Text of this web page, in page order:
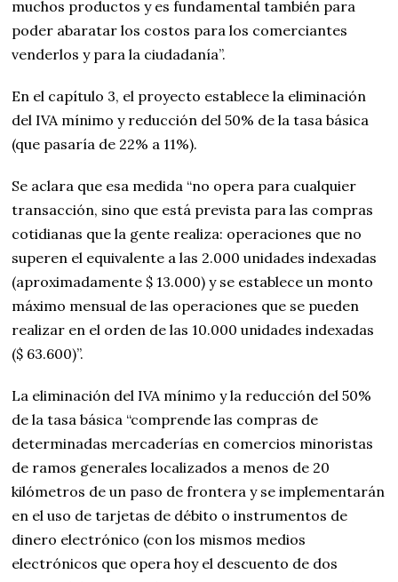
muchos productos y es fundamental también para
poder abaratar los costos para los comerciantes
venderlos y para la ciudadanía”.
En el capítulo 3, el proyecto establece la eliminación
del IVA mínimo y reducción del 50% de la tasa básica
(que pasaría de 22% a 11%).
Se aclara que esa medida “no opera para cualquier
transacción, sino que está prevista para las compras
cotidianas que la gente realiza: operaciones que no
superen el equivalente a las 2.000 unidades indexadas
(aproximadamente $ 13.000) y se establece un monto
máximo mensual de las operaciones que se pueden
realizar en el orden de las 10.000 unidades indexadas
($ 63.600)”.
La eliminación del IVA mínimo y la reducción del 50%
de la tasa básica “comprende las compras de
determinadas mercaderías en comercios minoristas
de ramos generales localizados a menos de 20
kilómetros de un paso de frontera y se implementarán
en el uso de tarjetas de débito o instrumentos de
dinero electrónico (con los mismos medios
electrónicos que opera hoy el descuento de dos